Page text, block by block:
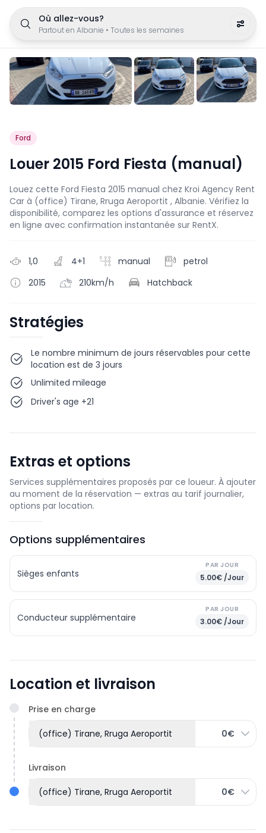
Où allez-vous?
Partout en Albanie • Toutes les semaines
Ford
Louer 2015 Ford Fiesta (manual)
Louez cette Ford Fiesta 2015 manual chez Kroi Agency Rent
Car à (office) Tirane, Rruga Aeroportit , Albanie. Vérifiez la
disponibilité, comparez les options d'assurance et réservez
en ligne avec confirmation instantanée sur RentX.
1,0 4+1 manual
petrol
2015
210km/h Hatchback
Stratégies
Le nombre minimum de jours réservables pour cette
location est de 3 jours
Unlimited mileage
Driver's age +21
Extras et options
Services supplémentaires proposés par ce loueur. À ajouter
au moment de la réservation — extras au tarif journalier,
options par location.
Options supplémentaires
Sièges enfants
PAR JOUR
5.00€ /Jour
Conducteur supplémentaire
PAR JOUR
3.00€ /Jour
Location et livraison
Prise en charge
(office) Tirane, Rruga Aeroportit 0€
Livraison
(office) Tirane, Rruga Aeroportit 0€